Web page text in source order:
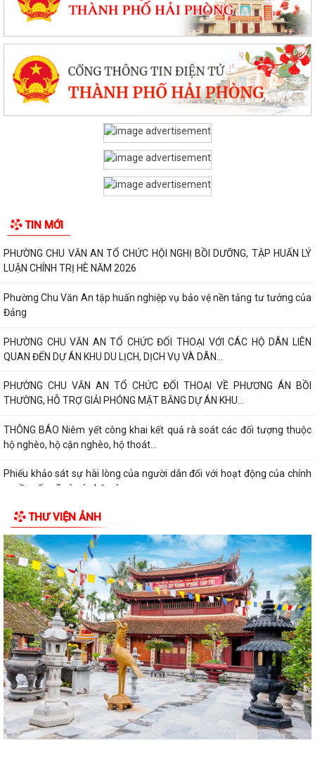
TIN MỚI
PHƯỜNG CHU VĂN AN TỔ CHỨC HỘI NGHỊ BỒI DƯỠNG, TẬP HUẤN LÝ
LUẬN CHÍNH TRỊ HÈ NĂM 2026
Phường Chu Văn An tập huấn nghiệp vụ bảo vệ nền tảng tư tưởng của
Đảng
PHƯỜNG CHU VĂN AN TỔ CHỨC ĐỐI THOẠI VỚI CÁC HỘ DÂN LIÊN
QUAN ĐẾN DỰ ÁN KHU DU LỊCH, DỊCH VỤ VÀ DÂN...
PHƯỜNG CHU VĂN AN TỔ CHỨC ĐỐI THOẠI VỀ PHƯƠNG ÁN BỒI
THƯỜNG, HỖ TRỢ GIẢI PHÓNG MẶT BẰNG DỰ ÁN KHU...
THÔNG BÁO Niêm yết công khai kết quả rà soát các đối tượng thuộc
hộ nghèo, hộ cận nghèo, hộ thoát...
Phiếu khảo sát sự hài lòng của người dân đối với hoạt động của chính
quyền cấp xã và cán bộ, công...
THƯ VIỆN ẢNH